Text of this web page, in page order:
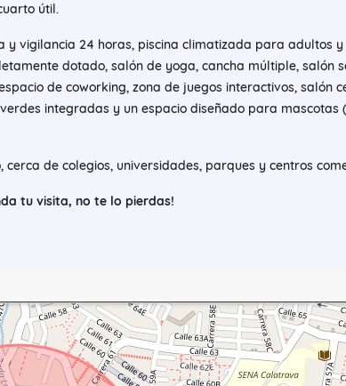
útil.
y vigilancia 24 horas, piscina climatizada para adultos y
dotado, salón de yoga, cancha múltiple, salón
de coworking, zona de juegos interactivos, salón
integradas y un espacio diseñado para mascotas
cerca de colegios, universidades, parques y centros
tu visita, no te lo pierdas!